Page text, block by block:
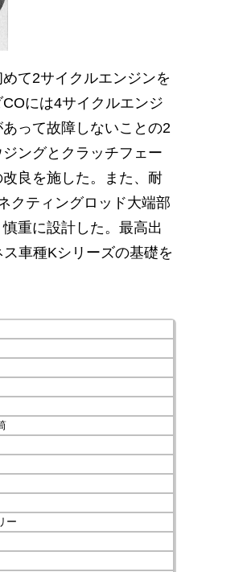
て2サイクルエンジンを
には4サイクルエンジ
って故障しないことの2
ングとクラッチフェー
良を施した。また、耐
クティングロッド大端部
重に設計した。最高出
車種Kシリーズの基礎を
ー